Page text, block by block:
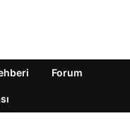
Forum